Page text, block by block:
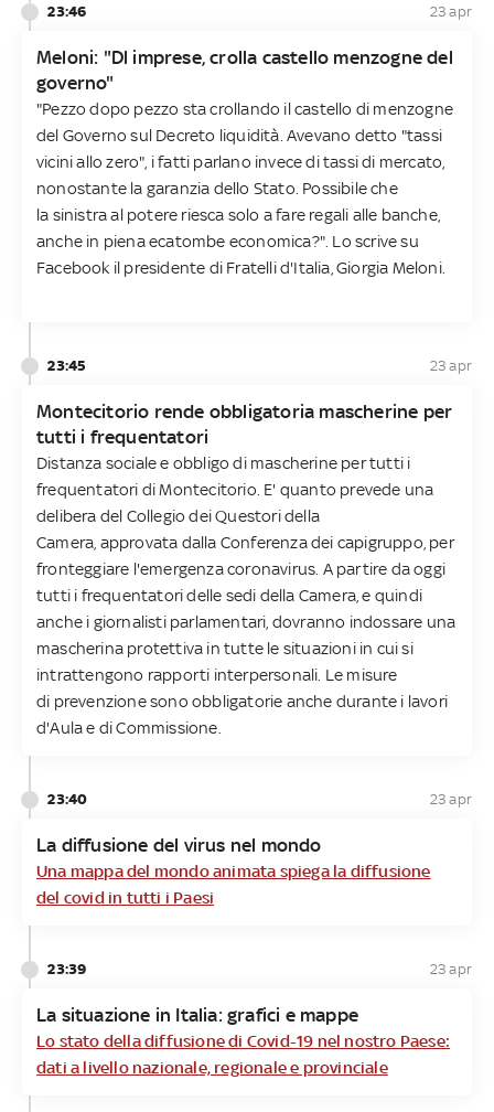
23:46 23 apr
Meloni: "Dl imprese, crolla castello menzogne del
governo"
"Pezzo dopo pezzo sta crollando il castello di menzogne
del Governo sul Decreto liquidità. Avevano detto "tassi
vicini allo zero", i fatti parlano invece di tassi di mercato,
nonostante la garanzia dello Stato. Possibile che
la sinistra al potere riesca solo a fare regali alle banche,
anche in piena ecatombe economica?". Lo scrive su
Facebook il presidente di Fratelli d'Italia, Giorgia Meloni.
23:45 23 apr
Montecitorio rende obbligatoria mascherine per
tutti i frequentatori
Distanza sociale e obbligo di mascherine per tutti i
frequentatori di Montecitorio. E' quanto prevede una
delibera del Collegio dei Questori della
Camera, approvata dalla Conferenza dei capigruppo, per
fronteggiare l'emergenza coronavirus. A partire da oggi
tutti i frequentatori delle sedi della Camera, e quindi
anche i giornalisti parlamentari, dovranno indossare una
mascherina protettiva in tutte le situazioni in cui si
intrattengono rapporti interpersonali. Le misure
di prevenzione sono obbligatorie anche durante i lavori
d'Aula e di Commissione.
23:40 23 apr
La diffusione del virus nel mondo
Una mappa del mondo animata spiega la diffusione
del covid in tutti i Paesi
23:39 23 apr
La situazione in Italia: grafici e mappe
Lo stato della diffusione di Covid-19 nel nostro Paese:
dati a livello nazionale, regionale e provinciale